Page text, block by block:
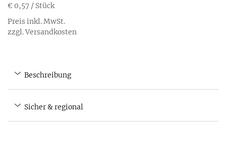
€ 0,57 / Stück
Preis inkl. MwSt.
zzgl. Versandkosten
Beschreibung
Sicher & regional